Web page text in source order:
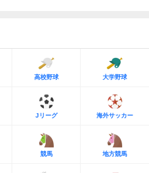
高校野球 大学野球
Jリーグ 海外サッカー
競馬 地方競馬